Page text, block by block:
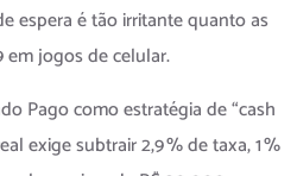
espera é tão irritante quanto as
em jogos de celular.
Pago como estratégia de “cash
exige subtrair 2,9 % de taxa, 1 %